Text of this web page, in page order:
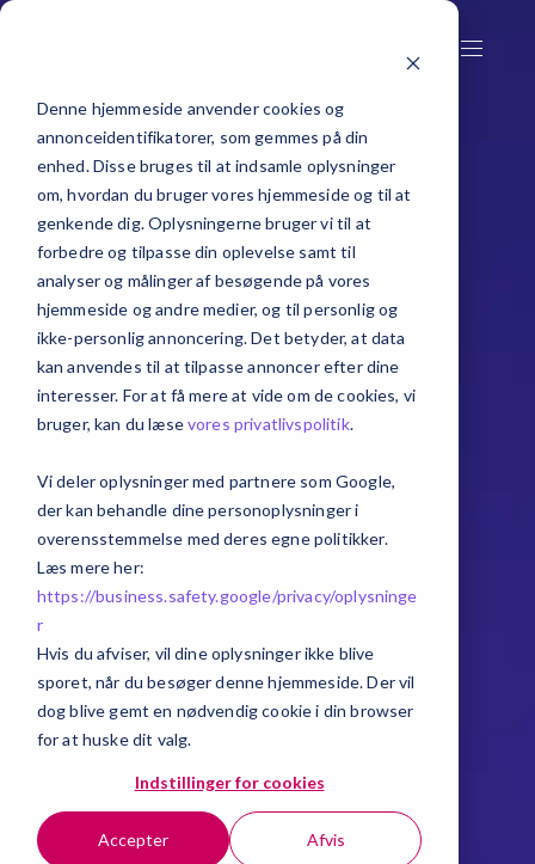
Denne hjemmeside anvender cookies og
annonceidentifikatorer, som gemmes på din
enhed. Disse bruges til at indsamle oplysninger
om, hvordan du bruger vores hjemmeside og til at
genkende dig. Oplysningerne bruger vi til at
forbedre og tilpasse din oplevelse samt til
analyser og målinger af besøgende på vores
hjemmeside og andre medier, og til personlig og
ikke-personlig annoncering. Det betyder, at data
kan anvendes til at tilpasse annoncer efter dine
interesser. For at få mere at vide om de cookies, vi
bruger, kan du læsevores privatlivspolitik.
Vi deler oplysninger med partnere som Google,
der kan behandle dine personoplysninger i
overensstemmelse med deres egne politikker.
Læs mere her:
https://business.safety.google/privacy/oplysninge
r
Hvis du afviser, vil dine oplysninger ikke blive
sporet, når du besøger denne hjemmeside. Der vil
dog blive gemt en nødvendig cookie i din browser
for at huske dit valg.
Indstillinger for cookies
Accepter Afvis